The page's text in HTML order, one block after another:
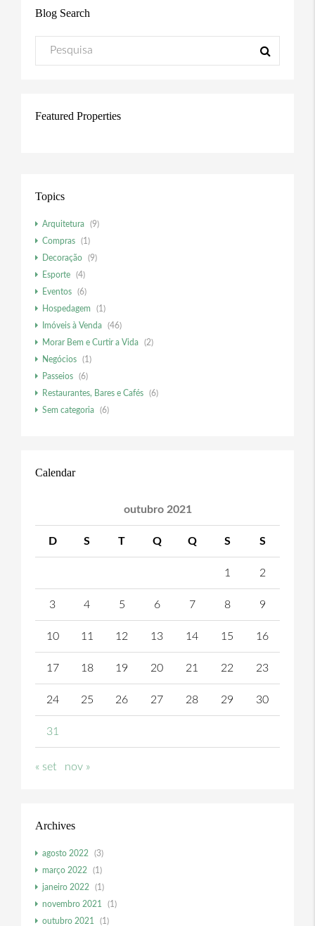
Blog Search
Featured Properties
Topics
Arquitetura
(9)
Compras
(1)
Decoração
(9)
Esporte
(4)
Eventos
(6)
Hospedagem
(1)
Imóveis à Venda
(46)
Morar Bem e Curtir a Vida
(2)
Negócios
(1)
Passeios
(6)
Restaurantes, Bares e Cafés
(6)
Sem categoria
(6)
Calendar
outubro 2021
D S T Q Q S S
1 2
3 4 5 6 7 8 9
10 11 12 13 14 15 16
17 18 19 20 21 22 23
24 25 26 27 28 29 30
31
« set nov »
Archives
agosto 2022
(3)
março 2022
(1)
janeiro 2022
(1)
novembro 2021
(1)
outubro 2021
(1)